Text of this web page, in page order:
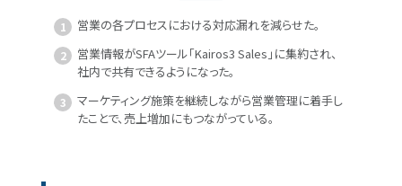
営業の各プロセスにおける対応漏れを減らせた。
営業情報がSFAツール「Kairos3 Sales」に集約され、
社内で共有できるようになった。
マーケティング施策を継続しながら営業管理に着手し
たことで、売上増加にもつながっている。